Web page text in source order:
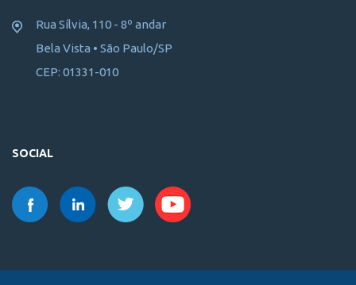
Rua Sílvia, 110 - 8º andar
Bela Vista • São Paulo/SP
CEP: 01331-010
SOCIAL